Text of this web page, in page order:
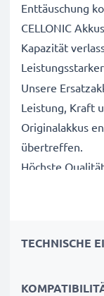
Enttäuschung
CELLONIC
Kapazität
Unsere
Leistung, Kraft
Originalakkus
übertreffen.
Höchste
unterzogen und
Die
TECHNISCHE